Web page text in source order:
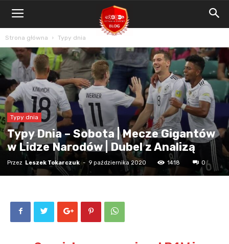
Blog
Strona główna Typy dnia
Typy dnia
Typy Dnia – Sobota | Mecze Gigantów
w Lidze Narodów | Dubel z Analizą
Przez Leszek Tokarczuk - 9 października 2020 1418 0